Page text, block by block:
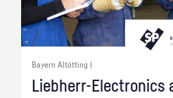
Bayern Altötting |
Lieb­herr-Elec­tro­nics